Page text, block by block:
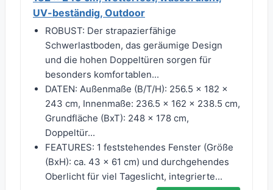
UV-beständig, Outdoor
ROBUST: Der strapazierfähige
Schwerlastboden, das geräumige Design
und die hohen Doppeltüren sorgen für
besonders komfortablen...
DATEN: Außenmaße (B/T/H): 256.5 x 182 x
243 cm, Innenmaße: 236.5 x 162 x 238.5 cm,
Grundfläche (BxT): 248 x 178 cm,
Doppeltür...
FEATURES: 1 feststehendes Fenster (Größe
(BxH): ca. 43 x 61 cm) und durchgehendes
Oberlicht für viel Tageslicht, integrierte...